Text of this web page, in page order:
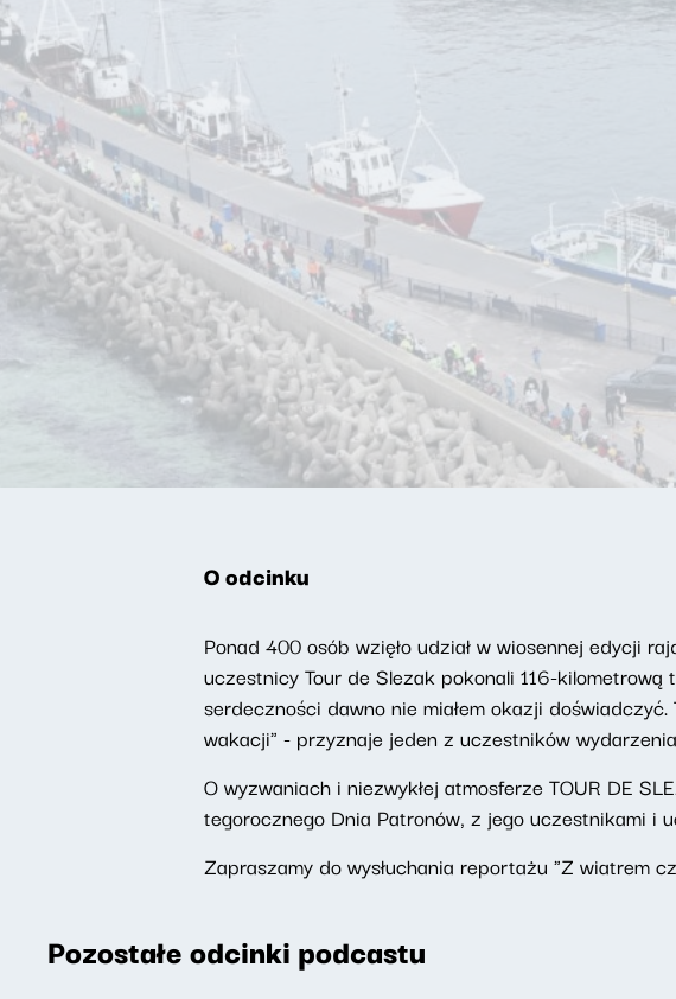
O odcinku
Ponad 400 osób wzięło udział w wiosennej edycji
uczestnicy Tour de Slezak pokonali 116-
serdeczności dawno nie miałem okazji
wakacji" - przyznaje jeden z uczestników
O wyzwaniach i niezwykłej atmosferze TOUR DE
tegorocznego Dnia Patronów, z jego uczestnikami i
Zapraszamy do wysłuchania reportażu "Z wiatrem
Pozostałe odcinki podcastu